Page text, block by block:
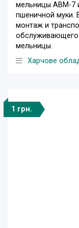
мельницы АВМ-7
пшеничной муки.
монтаж и
обслуживающего
мельницы.
Харчове
1 грн.